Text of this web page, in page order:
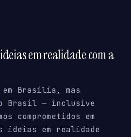
em realidade com a
Brasília, mas
o Brasil — inclusive
comprometidos em
ideias em realidade